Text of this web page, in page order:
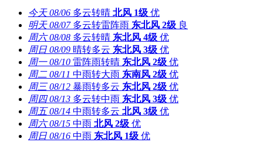
今天 08/06 多云转晴 北风 1级 优
明天 08/07 多云转雷阵雨 东北风 2级 良
周六 08/08 多云转晴 东北风 4级 优
周日 08/09 晴转多云 东北风 3级 优
周一 08/10 雷阵雨转晴 东北风 2级 优
周二 08/11 中雨转大雨 东南风 2级 优
周三 08/12 暴雨转多云 东北风 2级 优
周四 08/13 多云转中雨 东北风 3级 优
周五 08/14 中雨转多云 北风 3级 优
周六 08/15 中雨 北风 2级 优
周日 08/16 中雨 东北风 1级 优